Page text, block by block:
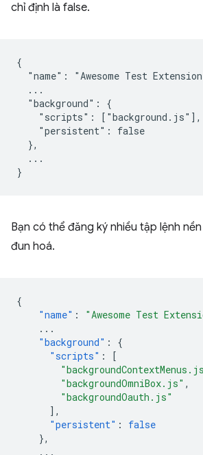
chỉ định là false.
{
"name": "Awesome Test
  ...
  "background": {
    "scripts": ["background.js"],
    "persistent": false
  },
  ...
Bạn có thể đăng ký nhiều tập lệnh
đun hoá.
{
"name" : "Awesome Test
...
"background" :
{
"scripts" :
[
"backgroundOmniBox.js" ,
"backgroundOauth.js"
],
"persistent" :
false
},
...